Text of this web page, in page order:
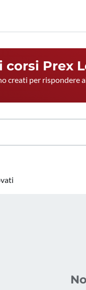
corsi Prex
creati per rispondere